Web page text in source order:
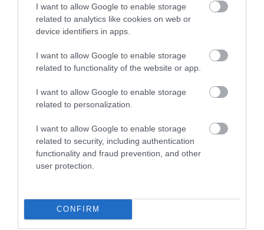
I want to allow Google to enable storage
related to analytics like cookies on web or
device identifiers in apps.
I want to allow Google to enable storage
related to functionality of the website or app.
I want to allow Google to enable storage
related to personalization.
I want to allow Google to enable storage
related to security, including authentication
functionality and fraud prevention, and other
user protection.
CONFIRM
TANULJ NÉMETÜL OTTHONRÓL: A
DIGITÁLIS TANULÁS ELŐNYEI
ÚJRAINDULNAK A KORÁBBAN
LEÁLLÍTOTT SZOLGÁLTATÁSOK AZ EGRI...